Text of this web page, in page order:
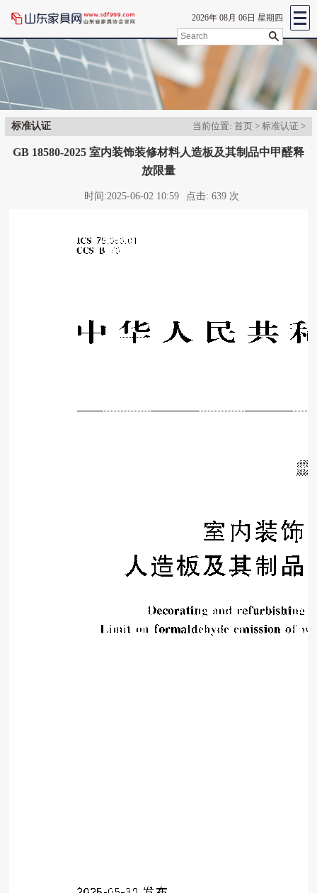
2026年 08月 06日 星期四
标准认证 当前位置:首页 >标准认证 >
GB 18580-2025 室内装饰装修材料人造板及其制品中甲醛释
放限量
时间:2025-06-02 10:59 点击: 639 次